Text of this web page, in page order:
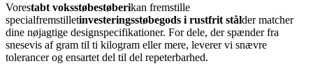
Vorestabt voksstøbestøberikan fremstille
specialfremstilletinvesteringsstøbegods i rustfrit stålder matcher
dine nøjagtige designspecifikationer. For dele, der spænder fra
snesevis af gram til ti kilogram eller mere, leverer vi snævre
tolerancer og ensartet del til del repeterbarhed.